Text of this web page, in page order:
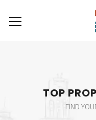
TOP
FIND